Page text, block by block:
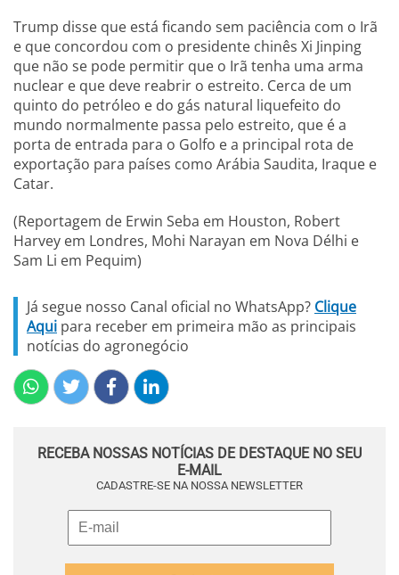
Trump disse que está ficando sem paciência com o Irã
e que concordou com o presidente chinês Xi Jinping
que não se pode permitir que o Irã tenha uma arma
nuclear e que deve reabrir o estreito. Cerca de um
quinto do petróleo e do gás natural liquefeito do
mundo normalmente passa pelo estreito, que é a
porta de entrada para o Golfo e a principal rota de
exportação para países como Arábia Saudita, Iraque e
Catar.
(Reportagem de Erwin Seba em Houston, Robert
Harvey em Londres, Mohi Narayan em Nova Délhi e
Sam Li em Pequim)
Já segue nosso Canal oficial no WhatsApp? Clique
Aqui para receber em primeira mão as principais
notícias do agronegócio
RECEBA NOSSAS NOTÍCIAS DE DESTAQUE NO SEU
E-MAIL
CADASTRE-SE NA NOSSA NEWSLETTER